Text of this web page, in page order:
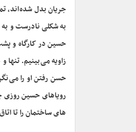
جریان بدل شده اند،
به شکلی نادرست و
حسین در کارگاه و
زاویه می بینیم.
حسن رفتن او را می
رویاهای حسین روزی
های ساختمان را تا